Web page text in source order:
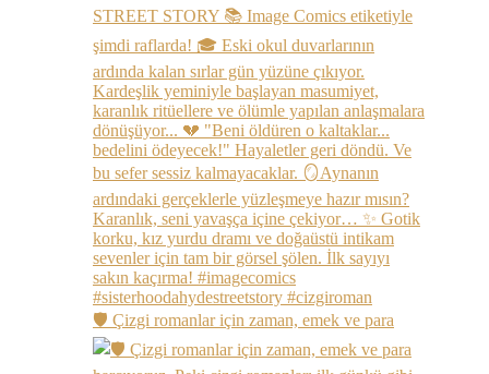
🛡️ Çizgi romanlar için zaman, emek ve para